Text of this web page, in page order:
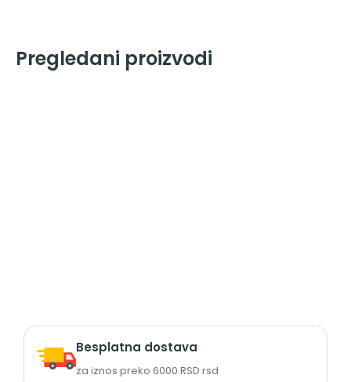
Pregledani proizvodi
Besplatna dostava
za iznos preko 6000 RSD rsd